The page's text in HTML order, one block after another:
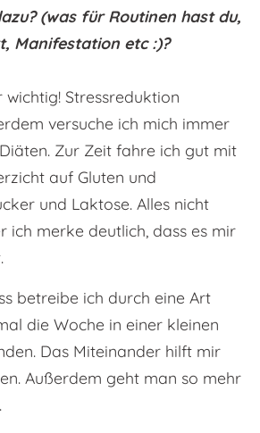
(was für Routinen hast du,
Manifestation etc :)?
wichtig! Stressreduktion
versuche ich mich immer
Zur Zeit fahre ich gut mit
auf Gluten und
und Laktose. Alles nicht
ich merke deutlich, dass es mir
betreibe ich durch eine Art
die Woche in einer kleinen
Das Miteinander hilft mir
Außerdem geht man so mehr